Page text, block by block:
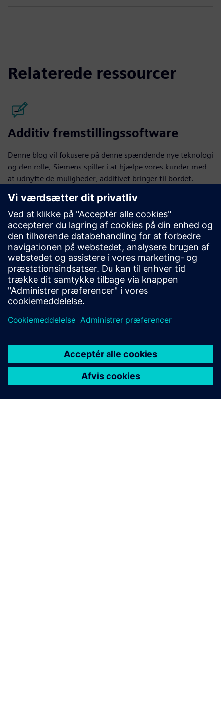
Relaterede ressourcer
Additiv fremstillingssoftware
Denne blog vil fokusere på denne spændende nye teknologi
og den rolle, Siemens spiller i at hjælpe vores kunder med
at udnytte de muligheder, additivet bringer til bordet.
Læs blogindlæggene
Community
Deltag i samtalen og få svar på dine spørgsmål fra
eksperter i additiv fremstilling.
Deltag i vores fællesskab